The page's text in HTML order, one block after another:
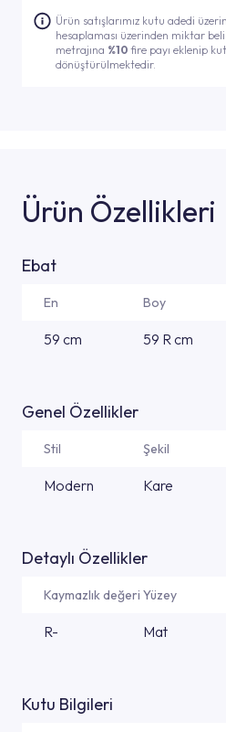
Ürün satışlarımız kutu adedi
hesaplaması üzerinden miktar
metrajına %10fire payı eklenip
dönüştürülmektedir.
Ürün Özellikleri
Ebat
En Boy
59 cm 59 R cm
Genel Özellikler
Stil Şekil
Modern Kare
Detaylı Özellikler
Kaymazlık değeri Yüzey
R- Mat
Kutu Bilgileri